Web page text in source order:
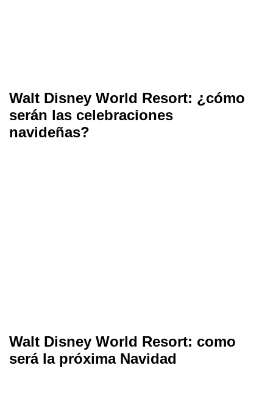
Walt Disney World Resort: ¿cómo
serán las celebraciones
navideñas?
Walt Disney World Resort: como
será la próxima Navidad